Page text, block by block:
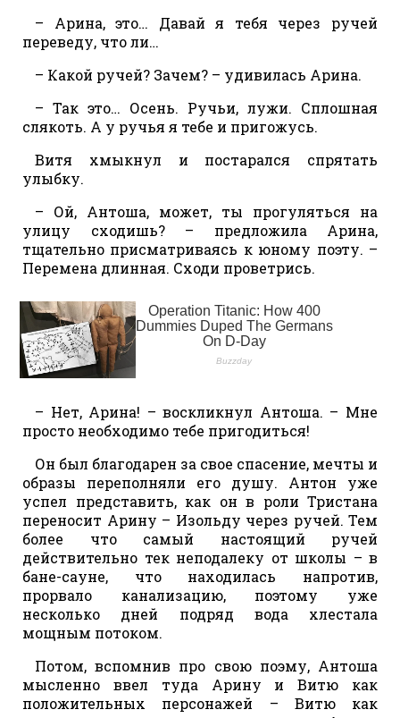
– Арина, это… Давай я тебя через ручей
переведу, что ли…
– Какой ручей? Зачем? – удивилась Арина.
– Так это… Осень. Ручьи, лужи. Сплошная
слякоть. А у ручья я тебе и пригожусь.
Витя хмыкнул и постарался спрятать
улыбку.
– Ой, Антоша, может, ты прогуляться на
улицу сходишь? – предложила Арина,
тщательно присматриваясь к юному поэту. –
Перемена длинная. Сходи проветрись.
– Нет, Арина! – воскликнул Антоша. – Мне
просто необходимо тебе пригодиться!
Он был благодарен за свое спасение, мечты и
образы переполняли его душу. Антон уже
успел представить, как он в роли Тристана
переносит Арину – Изольду через ручей. Тем
более что самый настоящий ручей
действительно тек неподалеку от школы – в
бане-сауне, что находилась напротив,
прорвало канализацию, поэтому уже
несколько дней подряд вода хлестала
мощным потоком.
Потом, вспомнив про свою поэму, Антоша
мысленно ввел туда Арину и Витю как
положительных персонажей – Витю как